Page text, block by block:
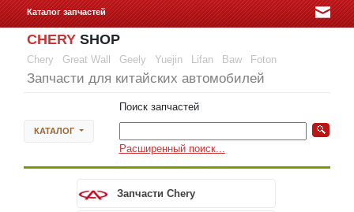
Каталог запчастей
CHERY SHOP
Chery Great Wall Geely Yuejin Lifan Baw Foton
Запчасти для китайских автомобилей
КАТАЛОГ
Поиск запчастей
Расширенный поиск...
Запчасти Chery